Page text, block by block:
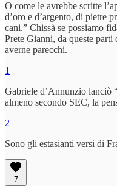
O come le avrebbe scritte
d’oro e d’argento, di pietre
cani.” Chissà se possiamo
Prete Gianni, da queste
averne parecchi.
1
Gabriele d’Annunzio lanciò
almeno secondo SEC, la
2
Sono gli estasianti versi di
7